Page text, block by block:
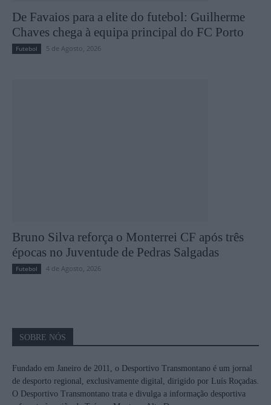
De Favaios para a elite do futebol: Guilherme
Chaves chega à equipa principal do FC Porto
Futebol 5 de Agosto, 2026
Bruno Silva reforça o Monterrei CF após três
épocas no Juventude de Pedras Salgadas
Futebol 4 de Agosto, 2026
SOBRE NÓS
Fundado em Janeiro de 2011, o Desportivo Transmontano é um jornal
de desporto regional, exclusivamente digital, dirigido por Luís Roçadas.
O Desportivo Transmontano trata e divulga a informação desportiva